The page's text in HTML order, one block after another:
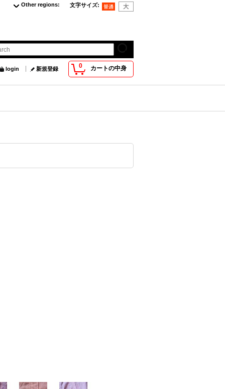
文字サイズ:
Other regions:
0 カートの中身
login 新規登録